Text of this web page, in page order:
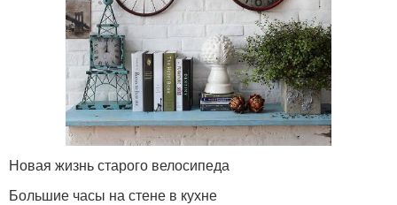
Новая жизнь старого велосипеда
Большие часы на стене в кухне